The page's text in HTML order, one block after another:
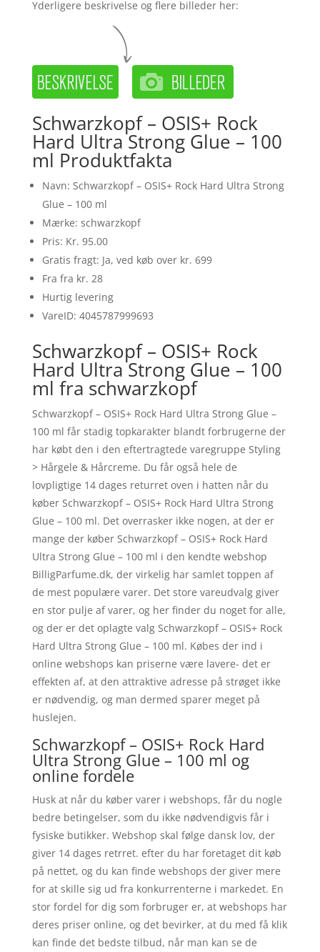
Yderligere beskrivelse og flere billeder her:
Schwarzkopf – OSIS+ Rock
Hard Ultra Strong Glue – 100
ml Produktfakta
Navn: Schwarzkopf – OSIS+ Rock Hard Ultra Strong
Glue – 100 ml
Mærke: schwarzkopf
Pris: Kr. 95.00
Gratis fragt: Ja, ved køb over kr. 699
Fra fra kr. 28
Hurtig levering
VareID: 4045787999693
Schwarzkopf – OSIS+ Rock
Hard Ultra Strong Glue – 100
ml fra schwarzkopf
Schwarzkopf – OSIS+ Rock Hard Ultra Strong Glue –
100 ml får stadig topkarakter blandt forbrugerne der
har købt den i den eftertragtede varegruppe Styling
> Hårgele & Hårcreme. Du får også hele de
lovpligtige 14 dages returret oven i hatten når du
køber Schwarzkopf – OSIS+ Rock Hard Ultra Strong
Glue – 100 ml. Det overrasker ikke nogen, at der er
mange der køber Schwarzkopf – OSIS+ Rock Hard
Ultra Strong Glue – 100 ml i den kendte webshop
BilligParfume.dk, der virkelig har samlet toppen af
de mest populære varer. Det store vareudvalg giver
en stor pulje af varer, og her finder du noget for alle,
og der er det oplagte valg Schwarzkopf – OSIS+ Rock
Hard Ultra Strong Glue – 100 ml. Købes der ind i
online webshops kan priserne være lavere- det er
effekten af, at den attraktive adresse på strøget ikke
er nødvendig, og man dermed sparer meget på
huslejen.
Schwarzkopf – OSIS+ Rock Hard
Ultra Strong Glue – 100 ml og
online fordele
Husk at når du køber varer i webshops, får du nogle
bedre betingelser, som du ikke nødvendigvis får i
fysiske butikker. Webshop skal følge dansk lov, der
giver 14 dages retrret. efter du har foretaget dit køb
på nettet, og du kan finde webshops der giver mere
for at skille sig ud fra konkurrenterne i markedet. En
stor fordel for dig som forbruger er, at webshops har
deres priser online, og det bevirker, at du med få klik
kan finde det bedste tilbud, når man kan se de